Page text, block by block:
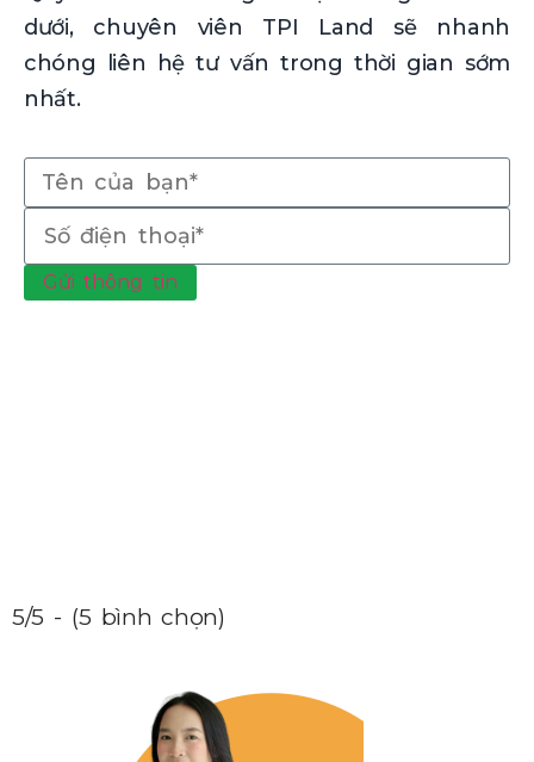
dưới, chuyên viên TPI Land sẽ nhanh
chóng liên hệ tư vấn trong thời gian sớm
nhất.
Gửi thông tin
5/5 - (5 bình chọn)